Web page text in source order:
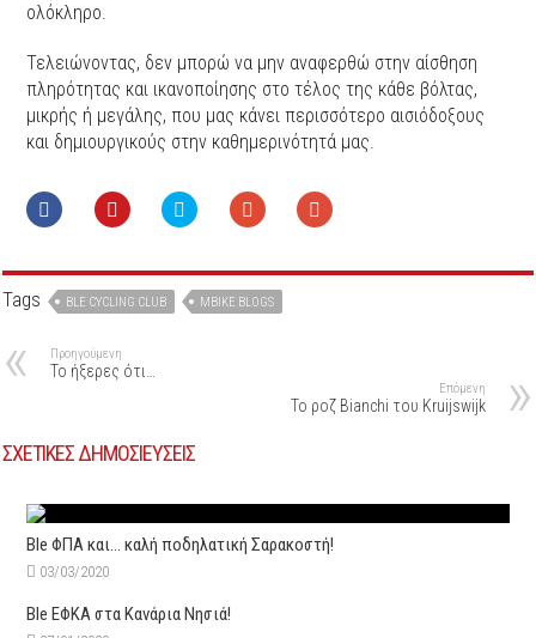
ολόκληρο.
Τελειώνοντας, δεν μπορώ να μην αναφερθώ στην αίσθηση
πληρότητας και ικανοποίησης στο τέλος της κάθε βόλτας,
μικρής ή μεγάλης, που μας κάνει περισσότερο αισιόδοξους
και δημιουργικούς στην καθημερινότητά μας.
Tags BLE CYCLING CLUB MBIKE BLOGS
Προηγούμενη
Το ήξερες ότι…
Επόμενη
Το ροζ Bianchi του Kruijswijk
ΣΧΕΤΙΚΕΣ ΔΗΜΟΣΙΕΥΣΕΙΣ
Ble ΦΠΑ και… καλή ποδηλατική Σαρακοστή!
03/03/2020
Ble ΕΦΚΑ στα Κανάρια Νησιά!